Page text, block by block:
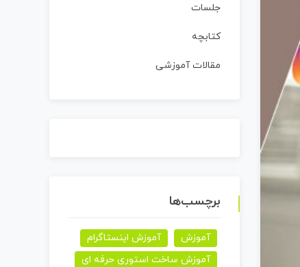
جلسات
کتابچه
مقالات آموزشی
برچسب‌ها
آموزش
آموزش اینستاگرام
آموزش ساخت استوری حرفه ای